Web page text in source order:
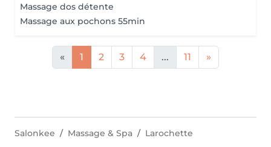
Massage dos détente
Massage aux pochons 55min
« 1 2 3 4 ... 11 »
Salonkee Massage & Spa Larochette